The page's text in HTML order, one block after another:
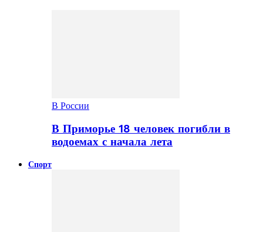
В России
В Приморье 18 человек погибли в
водоемах с начала лета
Спорт